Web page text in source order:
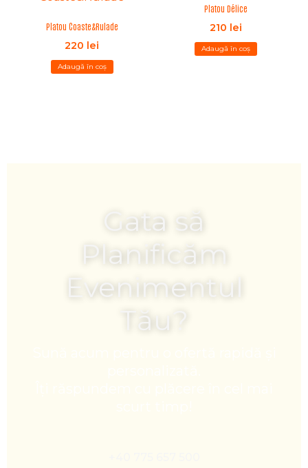
Platou Coaste&Rulade
220 lei
Adaugă în coș
Platou Délice
210 lei
Adaugă în coș
Gata să
Planificăm
Evenimentul
Tău?